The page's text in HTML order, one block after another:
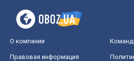
О компании
Правовая информация